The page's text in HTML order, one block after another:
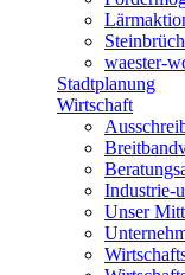
waester-
Stadtplanung
Wirtschaft
Industrie-
Unser